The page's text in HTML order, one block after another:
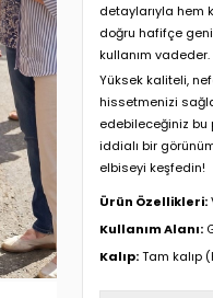
detaylarıyla hem
doğru hafifçe
kullanım vadeder.
Yüksek kaliteli,
hissetmenizi
edebileceğiniz
iddialı bir
elbiseyi keşfedin!
Ürün Özellikleri:
Kullanım Alanı:
Kalıp:Tam kalıp